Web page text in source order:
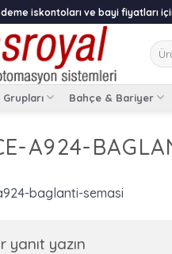
iskontoları ve bayi fiyatları
Ara:
Bahçe & Bariyer
A924-
baglanti-semasi
yanıt yazın